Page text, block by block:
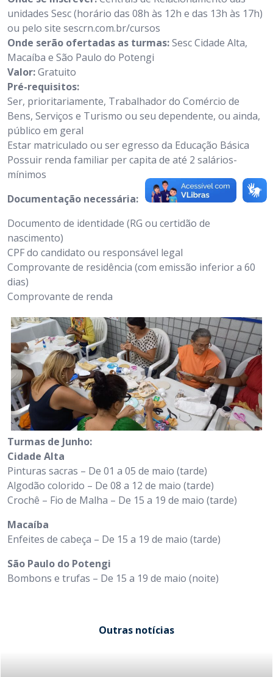
unidades Sesc (horário das 08h às 12h e das 13h às 17h)
ou pelo site sescrn.com.br/cursos
Onde serão ofertadas as turmas:Sesc Cidade Alta,
Macaíba e São Paulo do Potengi
Valor:Gratuito
Pré-requisitos:
Ser, prioritariamente, Trabalhador do Comércio de
Bens, Serviços e Turismo ou seu dependente, ou ainda,
público em geral
Estar matriculado ou ser egresso da Educação Básica
Possuir renda familiar per capita de até 2 salários-
mínimos
Documentação necessária:
Documento de identidade (RG ou certidão de
nascimento)
CPF do candidato ou responsável legal
Comprovante de residência (com emissão inferior a 60
dias)
Comprovante de renda
Turmas de Junho:
Cidade Alta
Pinturas sacras – De 01 a 05 de maio (tarde)
Algodão colorido – De 08 a 12 de maio (tarde)
Crochê – Fio de Malha – De 15 a 19 de maio (tarde)
Macaíba
Enfeites de cabeça – De 15 a 19 de maio (tarde)
São Paulo do Potengi
Bombons e trufas – De 15 a 19 de maio (noite)
Outras notícias